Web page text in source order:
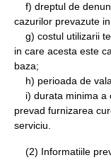
f) dreptul de
cazurilor prevazute
g) costul utilizarii
in care acesta este
baza;
h) perioada de
i) durata minima a
prevad furnizarea
serviciu.
(2) Informatiile